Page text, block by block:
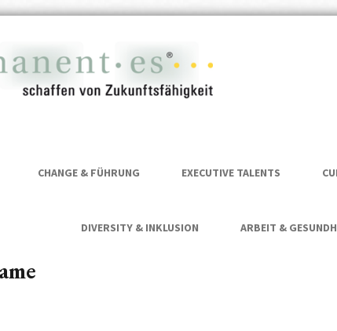
CHANGE & FÜHRUNG EXECUTIVE TALENTS
DIVERSITY & INKLUSION ARBEIT &